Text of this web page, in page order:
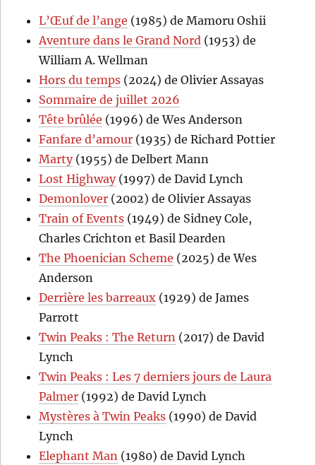
L’Œuf de l’ange (1985) de Mamoru Oshii
Aventure dans le Grand Nord (1953) de
William A. Wellman
Hors du temps (2024) de Olivier Assayas
Sommaire de juillet 2026
Tête brûlée (1996) de Wes Anderson
Fanfare d’amour (1935) de Richard Pottier
Marty(1955) de Delbert Mann
Lost Highway(1997) de David Lynch
Demonlover (2002) de Olivier Assayas
Train of Events (1949) de Sidney Cole,
Charles Crichton et Basil Dearden
The Phoenician Scheme (2025) de Wes
Anderson
Derrière les barreaux (1929) de James
Parrott
Twin Peaks : The Return (2017) de David
Lynch
Twin Peaks : Les 7 derniers jours de Laura
Palmer (1992) de David Lynch
Mystères à Twin Peaks (1990) de David
Lynch
Elephant Man (1980) de David Lynch